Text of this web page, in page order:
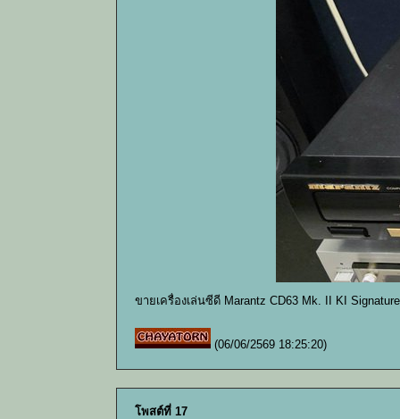
ขายเครื่องเล่นซีดี Marantz CD63 Mk. II KI
(06/06/2569 18:25:20)
โพสต์ที่ 17